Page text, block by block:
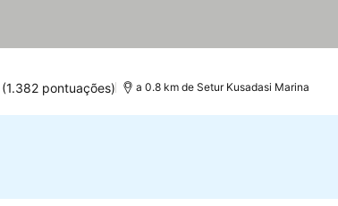
(1.382 pontuações) a 0.8 km de Setur Kusadasi Marina